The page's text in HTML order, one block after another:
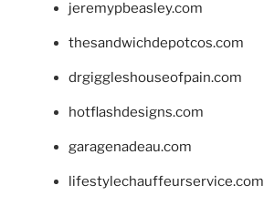
jeremypbeasley.com
thesandwichdepotcos.com
drgiggleshouseofpain.com
hotflashdesigns.com
garagenadeau.com
lifestylechauffeurservice.com